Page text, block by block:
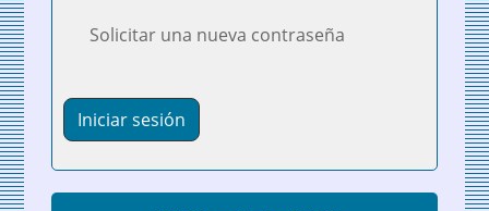
Solicitar una nueva contraseña